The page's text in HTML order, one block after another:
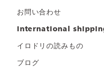
お問い合わせ
international
イロドリの読みもの
ブログ